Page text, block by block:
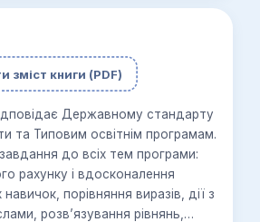
зміст книги (PDF)
Державному стандарту
та Типовим освітнім програмам.
до всіх тем програми:
рахунку і вдосконалення
порівняння виразів, дії з
розв’язування рівнянь,